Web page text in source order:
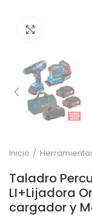
Inicio
Taladro
LI+Lijadora
cargador y